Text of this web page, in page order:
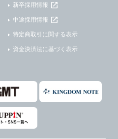
新卒採用情報
中途採用情報
特定商取引に関する表示
資金決済法に基づく表示